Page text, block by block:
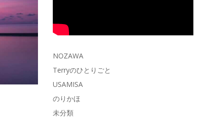
NOZAWA
Terryのひとりごと
USAMISA
のりかほ
未分類